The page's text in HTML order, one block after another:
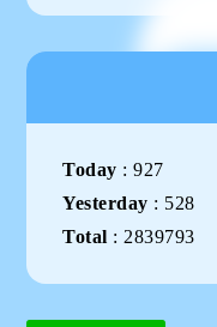
Today :927
Yesterday : 528
Total : 2839793